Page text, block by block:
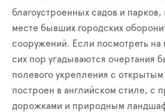
благоустроенных садов и
месте бывших городских
сооружений. Если посмотреть
сих пор угадываются очертания
полевого укрепления с
построен в английском стиле, с
дорожками и природным